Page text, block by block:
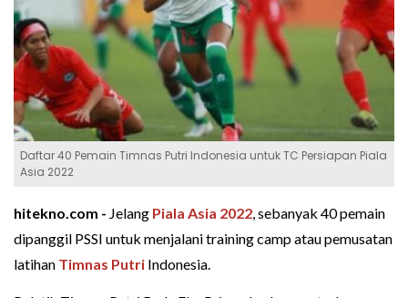
Daftar 40 Pemain Timnas Putri Indonesia untuk TC Persiapan Piala
Asia 2022
hitekno.com - Jelang Piala Asia 2022, sebanyak 40 pemain
dipanggil PSSI untuk menjalani training camp atau pemusatan
latihan Timnas Putri Indonesia.